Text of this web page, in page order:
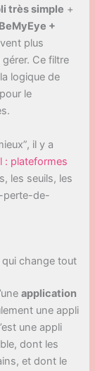
très simple +
BeMyEye +
plus
Ce filtre
logique de
le
il y a
: plateformes
les seuils, les
perte-de-
qui change tout
application
une appli
une appli
dont les
et dont le